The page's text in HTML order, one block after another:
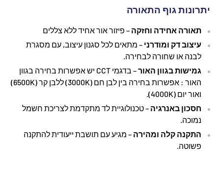
יתרונות גוף התאורה
תאורה אחידה וחזקה – פיזור אור אחיד ללא צללים
עיצוב דק ומודרני – מתאים לכל סגנון עיצוב, עם מסגרת
לבנה או שחורה לבחירה.
גמישות בגוון האור
– בדגמי CCT יש אפשרות בחירה בגוון
האור : אפשרות בחירה בין לבן חם (3000K) ללבן קר (6500K)
ואור יום (4000K).
חסכון באנרגיה – טכנולוגיית לד מתקדמת לצריכת חשמל
נמוכה.
התקנה קלה ומהירה – מגיע עם תושבת ייעודית להתקנה
פשוטה.